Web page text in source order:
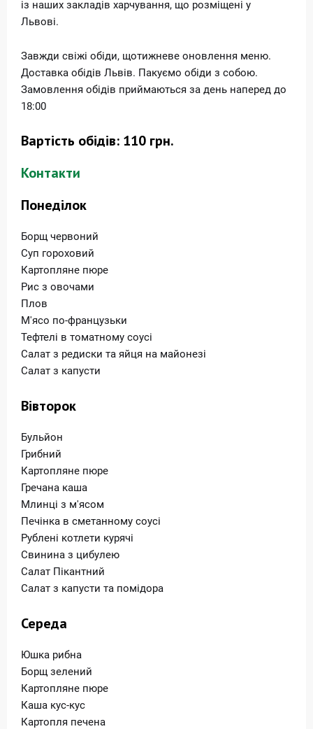
із наших закладів харчування, що розміщені у
Львові.
Завжди свіжі обіди, щотижневе оновлення меню.
Доставка обідів Львів. Пакуємо обіди з собою.
Замовлення обідів приймаються за день наперед до
18:00
Вартість обідів: 110 грн.
Контакти
Понеділок
Борщ червоний
Суп гороховий
Картопляне пюре
Рис з овочами
Плов
М'ясо по-французьки
Тефтелі в томатному соусі
Салат з редиски та яйця на майонезі
Салат з капусти
Вівторок
Бульйон
Грибний
Картопляне пюре
Гречана каша
Млинці з м'ясом
Печінка в сметанному соусі
Рублені котлети курячі
Свинина з цибулею
Салат Пікантний
Салат з капусти та помідора
Середа
Юшка рибна
Борщ зелений
Картопляне пюре
Каша кус-кус
Картопля печена